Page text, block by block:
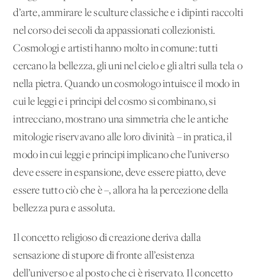
d’arte, ammirare le sculture classiche e i dipinti raccolti
nel corso dei secoli da appassionati collezionisti.
Cosmologi e artisti hanno molto in comune: tutti
cercano la bellezza, gli uni nel cielo e gli altri sulla tela o
nella pietra. Quando un cosmologo intuisce il modo in
cui le leggi e i principi del cosmo si combinano, si
intrecciano, mostrano una simmetria che le antiche
mitologie riservavano alle loro divinità – in pratica, il
modo in cui leggi e principi implicano che l’universo
deve essere in espansione, deve essere piatto, deve
essere tutto ciò che è –, allora ha la percezione della
bellezza pura e assoluta.
Il concetto religioso di creazione deriva dalla
sensazione di stupore di fronte all’esistenza
dell’universo e al posto che ci è riservato. Il concetto